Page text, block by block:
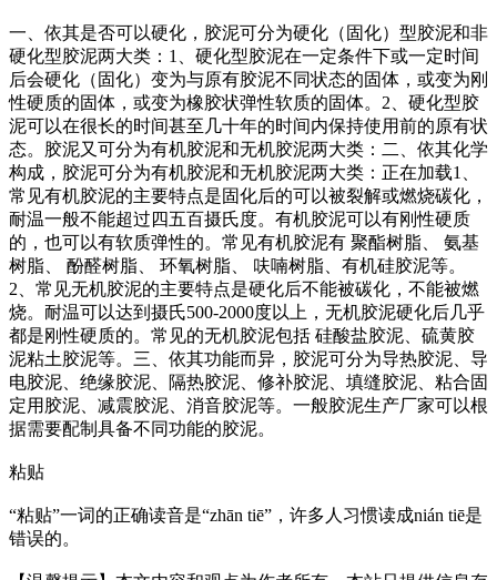
一、依其是否可以硬化，胶泥可分为硬化（固化）型胶泥和非
硬化型胶泥两大类：1、硬化型胶泥在一定条件下或一定时间
后会硬化（固化）变为与原有胶泥不同状态的固体，或变为刚
性硬质的固体，或变为橡胶状弹性软质的固体。2、硬化型胶
泥可以在很长的时间甚至几十年的时间内保持使用前的原有状
态。胶泥又可分为有机胶泥和无机胶泥两大类：二、依其化学
构成，胶泥可分为有机胶泥和无机胶泥两大类：正在加载1、
常见有机胶泥的主要特点是固化后的可以被裂解或燃烧碳化，
耐温一般不能超过四五百摄氏度。有机胶泥可以有刚性硬质
的，也可以有软质弹性的。常见有机胶泥有 聚酯树脂、 氨基
树脂、 酚醛树脂、 环氧树脂、 呋喃树脂、有机硅胶泥等。
2、常见无机胶泥的主要特点是硬化后不能被碳化，不能被燃
烧。耐温可以达到摄氏500-2000度以上，无机胶泥硬化后几乎
都是刚性硬质的。常见的无机胶泥包括 硅酸盐胶泥、硫黄胶
泥粘土胶泥等。三、依其功能而异，胶泥可分为导热胶泥、导
电胶泥、绝缘胶泥、隔热胶泥、修补胶泥、填缝胶泥、粘合固
定用胶泥、减震胶泥、消音胶泥等。一般胶泥生产厂家可以根
据需要配制具备不同功能的胶泥。
粘贴
“粘贴”一词的正确读音是“zhān tiē”，许多人习惯读成nián tiē是
错误的。